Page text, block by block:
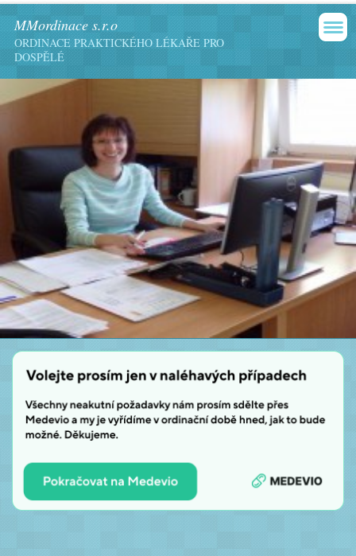
MMordinace s.r.o
ORDINACE PRAKTICKÉHO LÉKAŘE PRO
DOSPĚLÉ